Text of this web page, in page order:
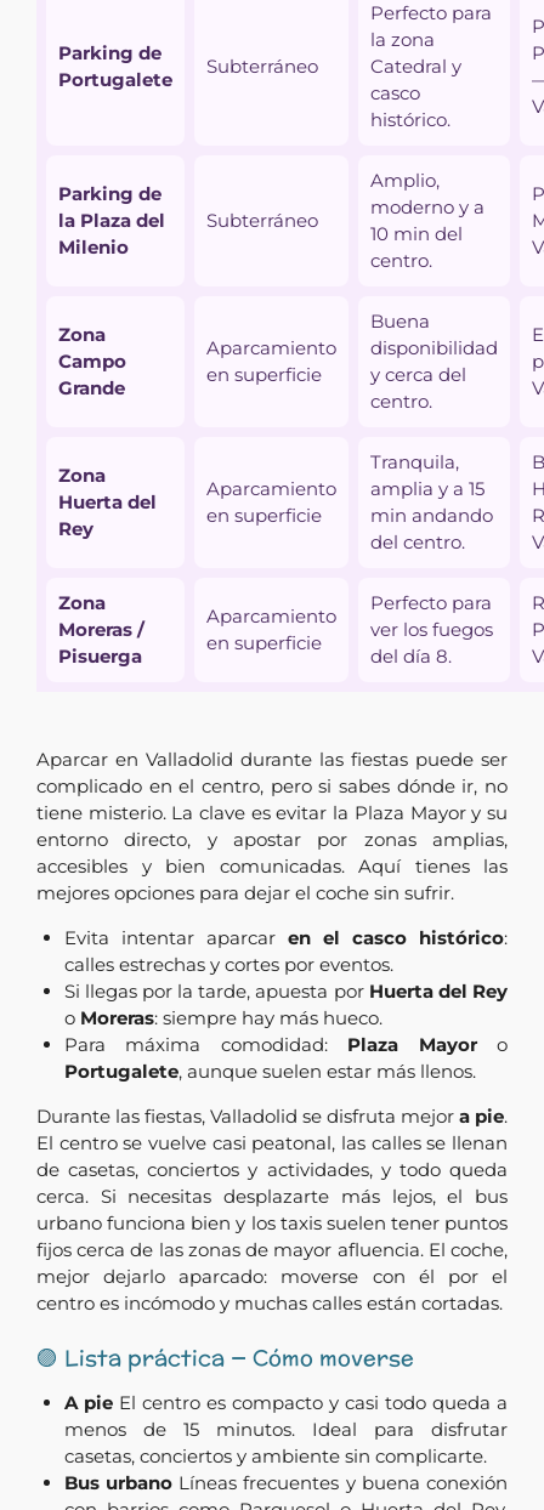
Parking de
Portugalete
Subterráneo
Perfecto para
la zona
Catedral y
casco
histórico.
Parking de
la Plaza del
Milenio
Subterráneo
Amplio,
moderno y a
10 min del
centro.
Zona
Campo
Grande
Aparcamiento
en superficie
Buena
disponibilidad
y cerca del
centro.
Zona
Huerta del
Rey
Aparcamiento
en superficie
Tranquila,
amplia y a 15
min andando
del centro.
Zona
Moreras /
Pisuerga
Aparcamiento
en superficie
Perfecto para
ver los fuegos
del día 8.
Aparcar en Valladolid durante las fiestas puede ser
complicado en el centro, pero si sabes dónde ir, no
tiene misterio. La clave es evitar la Plaza Mayor y su
entorno directo, y apostar por zonas amplias,
accesibles y bien comunicadas. Aquí tienes las
mejores opciones para dejar el coche sin sufrir.
Evita intentar aparcar en el casco histórico:
calles estrechas y cortes por eventos.
Si llegas por la tarde, apuesta por Huerta del Rey
o Moreras: siempre hay más hueco.
Para máxima comodidad: Plaza Mayoro
Portugalete, aunque suelen estar más llenos.
Durante las fiestas, Valladolid se disfruta mejor a pie.
El centro se vuelve casi peatonal, las calles se llenan
de casetas, conciertos y actividades, y todo queda
cerca. Si necesitas desplazarte más lejos, el bus
urbano funciona bien y los taxis suelen tener puntos
fijos cerca de las zonas de mayor afluencia. El coche,
mejor dejarlo aparcado: moverse con él por el
centro es incómodo y muchas calles están cortadas.
🟣 Lista práctica — Cómo moverse
A pieEl centro es compacto y casi todo queda a
menos de 15 minutos. Ideal para disfrutar
casetas, conciertos y ambiente sin complicarte.
Bus urbanoLíneas frecuentes y buena conexión